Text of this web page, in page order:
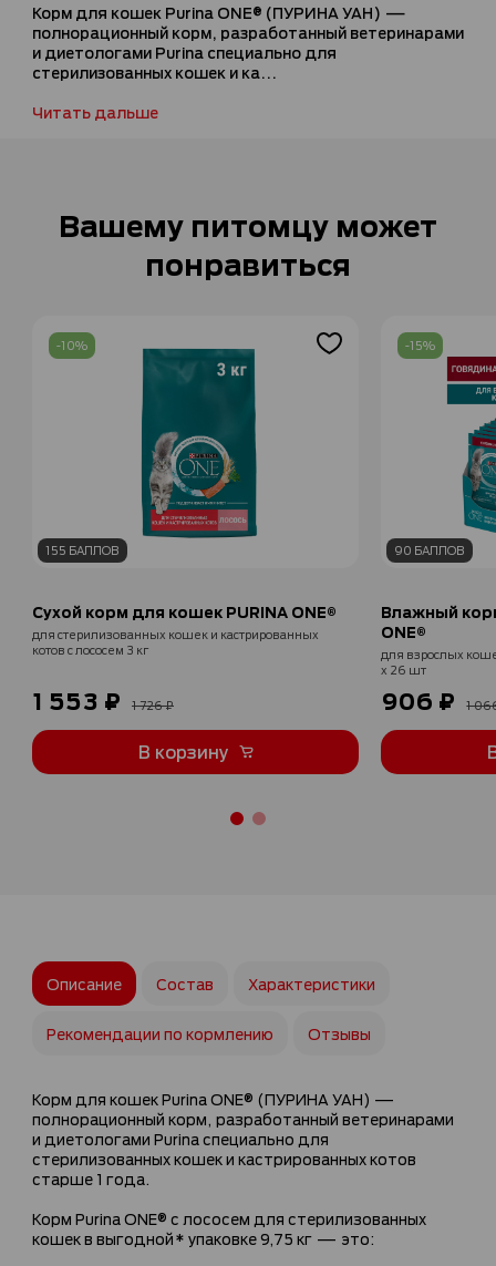
Корм для кошек Purina ONE® (ПУРИНА УАН) —
полнорационный корм, разработанный ветеринарами
и диетологами Purina специально для
стерилизованных кошек и ка...
Читать дальше
Вашему питомцу может
понравиться
-10%
155 БАЛЛОВ
Сухой корм для кошек PURINA ONE®
для стерилизованных кошек и кастрированных
котов с лососем 3 кг
1 553 ₽ 1 726 ₽
В корзину
-15%
90 БАЛЛОВ
Влажный
ONE®
для взрослых
х 26 шт
906 ₽ 1
Описание
Корм для кошек Purina ONE® (ПУРИНА УАН) —
полнорационный корм, разработанный ветеринарами
и диетологами Purina специально для
стерилизованных кошек и кастрированных котов
старше 1 года.
Корм Purina ONE® с лососем для стерилизованных
кошек в выгодной* упаковке 9,75 кг — это:
Состав Характеристики
Рекомендации по кормлению Отзывы